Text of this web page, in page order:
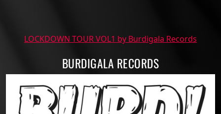
LOCKDOWN TOUR VOL1 by Burdigala Records
BURDIGALA RECORDS